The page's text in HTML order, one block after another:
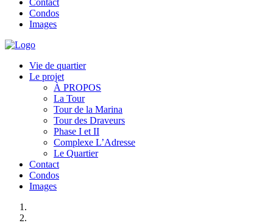
Contact
Condos
Images
Vie de quartier
Le projet
À PROPOS
La Tour
Tour de la Marina
Tour des Draveurs
Phase I et II
Complexe L’Adresse
Le Quartier
Contact
Condos
Images